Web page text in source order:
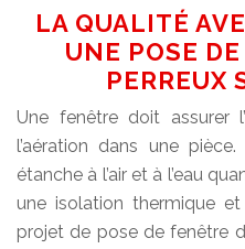
LA QUALITÉ
UNE POSE
PERREUX
Une fenêtre doit assurer
l’aération dans une
étanche à l’air et à l’eau
une isolation thermique
projet de pose de fenêtre